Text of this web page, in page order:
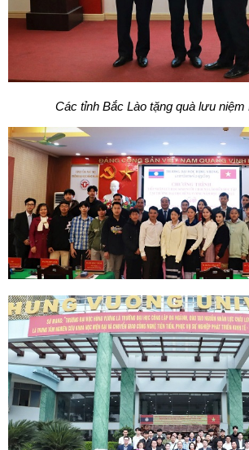
Các tỉnh Bắc Lào tặng quà lưu